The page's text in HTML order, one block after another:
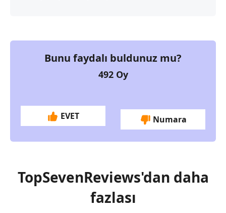
Bunu faydalı buldunuz mu?
492Oy
EVET Numara
TopSevenReviews'dan daha
fazlası